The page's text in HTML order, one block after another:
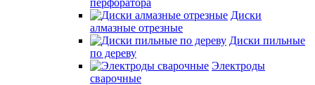
перфоратора
Диски
алмазные отрезные
Диски пильные
по дереву
Электроды
сварочные